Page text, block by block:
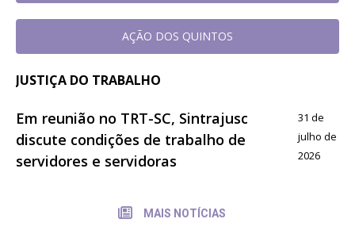
AÇÃO DOS QUINTOS
JUSTIÇA DO TRABALHO
Em reunião no TRT-SC, Sintrajusc
discute condições de trabalho de
servidores e servidoras
31 de
julho de
2026
MAIS NOTÍCIAS